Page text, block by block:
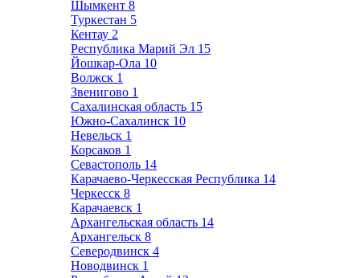
Шымкент 8
Туркестан 5
Кентау 2
Республика Марий Эл 15
Йошкар-Ола 10
Волжск 1
Звенигово 1
Сахалинская область 15
Южно-Сахалинск 10
Невельск 1
Корсаков 1
Севастополь 14
Карачаево-Черкесская Республика 14
Черкесск 8
Карачаевск 1
Архангельская область 14
Архангельск 8
Северодвинск 4
Новодвинск 1